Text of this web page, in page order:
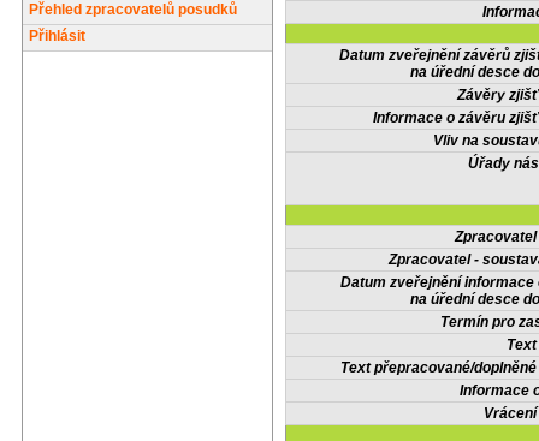
Přehled zpracovatelů posudků
Přihlásit
Datum zveřejnění závěrů
na úřední desce
Závěry
Informace o závěru
Vliv na
Úřady
Zpracovatel -
Datum zveřejnění informace
na úřední desce
Termín pro
Text přepracované/
Informace